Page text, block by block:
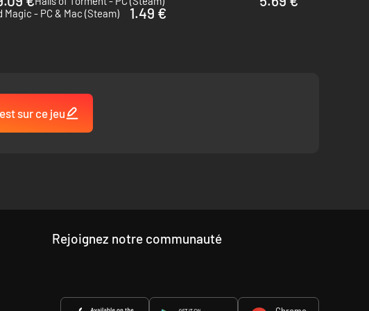
Magic - PC & Mac (Steam)
1.49 €
sur ce jeu
Rejoignez notre communauté